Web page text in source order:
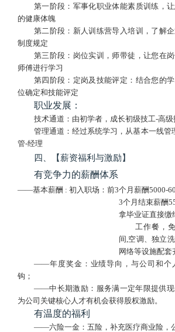
第一阶段：军事化职业体能素质训练，
的健康体魄
第二阶段：新人训练营导入培训，了解
制度规定
第三阶段：岗位实训，师带徒，让您在
师傅进行学习
第四阶段：定岗及技能评定：结合您的
位确定和技能评定
职业发展：
技术通道：由初学者，成长初级技工-高级
管理通道：经过系统学习，从基本一线管
管-经理
四、【薪资福利与激励】
有竞争力的薪酬体系
——基本薪酬 : 初入职场：前3个月薪酬5000-
3个月结束薪酬5
拿毕业证直接缴
工作餐，
间,空调、独立
网络等设施配套
——年度奖金：业绩导向，与公司和个
钩；
——中长期激励：服务满一定年限提供现
为公司 关键核心人才有机会获得股权激励。
有温度的福利
——六险一金：五险，补充医疗商业险，